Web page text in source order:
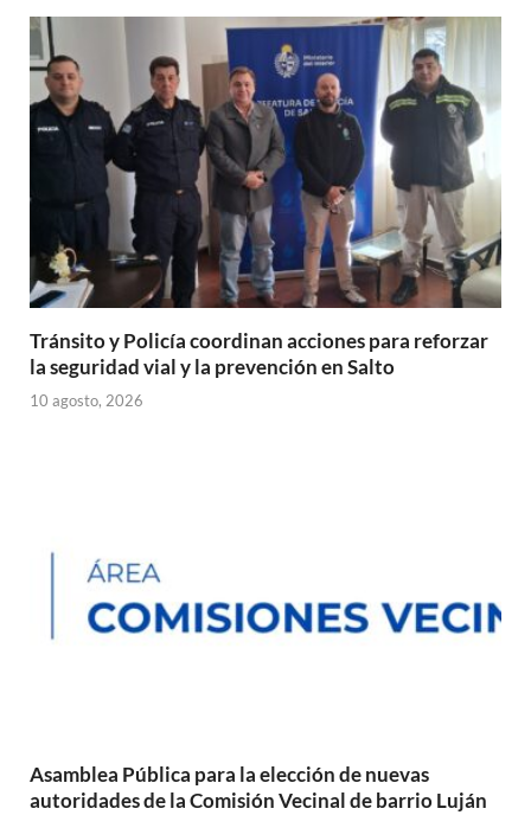
A
p
p
o
o
k
ar
ti
r
Tránsito y Policía coordinan acciones para reforzar
la seguridad vial y la prevención en Salto
10 agosto, 2026
Asamblea Pública para la elección de nuevas
autoridades de la Comisión Vecinal de barrio Luján